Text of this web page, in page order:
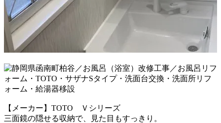
【メーカー】TOTO Ｖシリーズ
三面鏡の隠せる収納で、見た目もすっきり。